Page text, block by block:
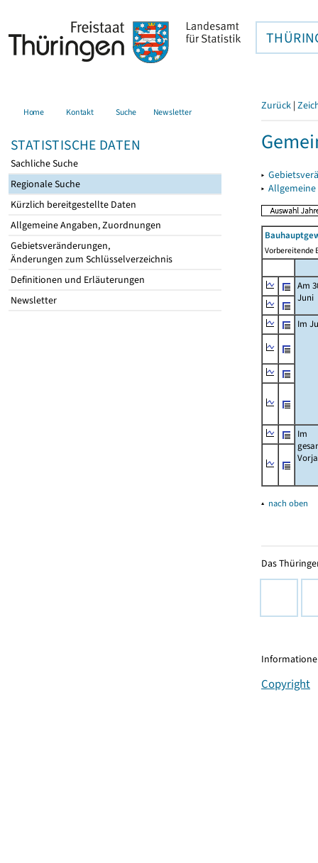
Home Kontakt Suche Newsletter
STATISTISCHE DATEN
Sachliche Suche
Regionale Suche
Kürzlich bereitgestellte Daten
Allgemeine Angaben, Zuordnungen
Gebietsveränderungen,
Änderungen zum Schlüsselverzeichnis
Definitionen und Erläuterungen
Newsletter
Zurück |
▸
▸
Vorbereitende
Am
Juni
Im
Im
▴ nach oben
Das
Copyright